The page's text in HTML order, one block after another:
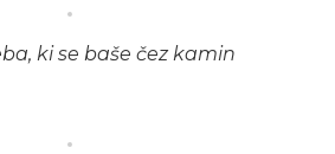
ki se baše čez kamin